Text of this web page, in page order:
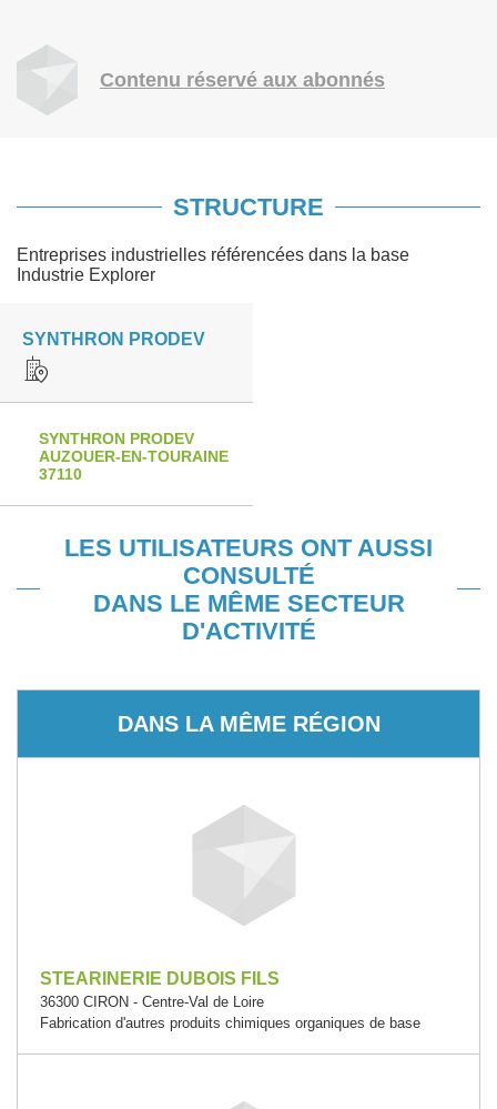
Contenu réservé aux abonnés
STRUCTURE
Entreprises industrielles référencées dans la base
Industrie Explorer
SYNTHRON PRODEV
SYNTHRON PRODEV
AUZOUER-EN-TOURAINE
37110
LES UTILISATEURS ONT AUSSI
CONSULTÉ
DANS LE MÊME SECTEUR
D'ACTIVITÉ
DANS LA MÊME RÉGION
STEARINERIE DUBOIS FILS
36300 CIRON - Centre-Val de Loire
Fabrication d'autres produits chimiques organiques de base